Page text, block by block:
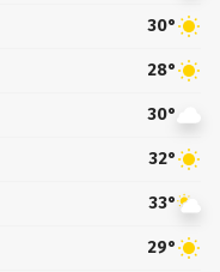
30°
28°
30°
32°
33°
29°